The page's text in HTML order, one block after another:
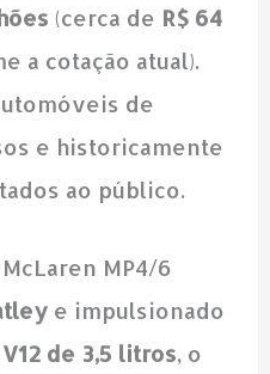
(cerca de R$ 64
a cotação atual).
de
e historicamente
ao público.
MP4/6
e impulsionado
de 3,5 litros, o